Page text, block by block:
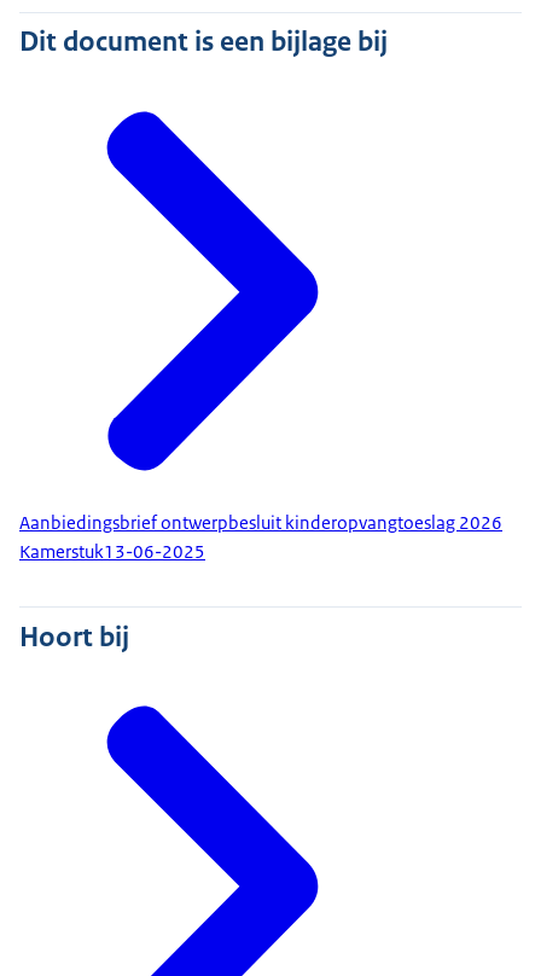
Dit document is een bijlage bij
Aanbiedingsbrief ontwerpbesluit kinderopvangtoeslag 2026
Kamerstuk13-06-2025
Hoort bij